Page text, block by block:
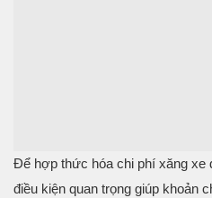
Để hợp thức hóa chi phí xăng xe
điều kiện quan trọng giúp khoản